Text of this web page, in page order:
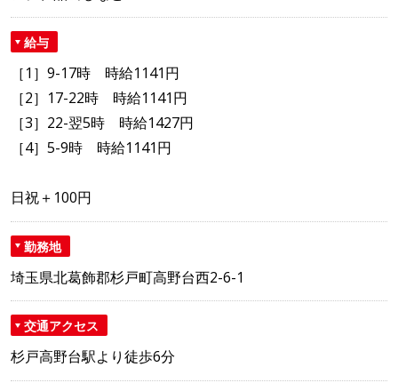
給与
［1］9-17時 時給1141円
［2］17-22時 時給1141円
［3］22-翌5時 時給1427円
［4］5-9時 時給1141円
日祝＋100円
勤務地
埼玉県北葛飾郡杉戸町高野台西2-6-1
交通アクセス
杉戸高野台駅より徒歩6分